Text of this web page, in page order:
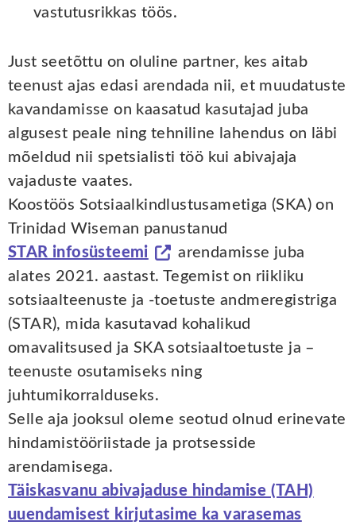
vastutusrikkas töös.
Just seetõttu on oluline partner, kes aitab
teenust ajas edasi arendada nii, et muudatuste
kavandamisse on kaasatud kasutajad juba
algusest peale ning tehniline lahendus on läbi
mõeldud nii spetsialisti töö kui abivajaja
vajaduste vaates.
Koostöös Sotsiaalkindlustusametiga (SKA) on
Trinidad Wiseman panustanud
STAR infosüsteemi
arendamisse juba
alates 2021. aastast. Tegemist on riikliku
sotsiaalteenuste ja -toetuste andmeregistriga
(STAR), mida kasutavad kohalikud
omavalitsused ja SKA sotsiaaltoetuste ja –
teenuste osutamiseks ning
juhtumikorralduseks.
Selle aja jooksul oleme seotud olnud erinevate
hindamistööriistade ja protsesside
arendamisega.
Täiskasvanu abivajaduse hindamise (TAH)
uuendamisest kirjutasime ka varasemas